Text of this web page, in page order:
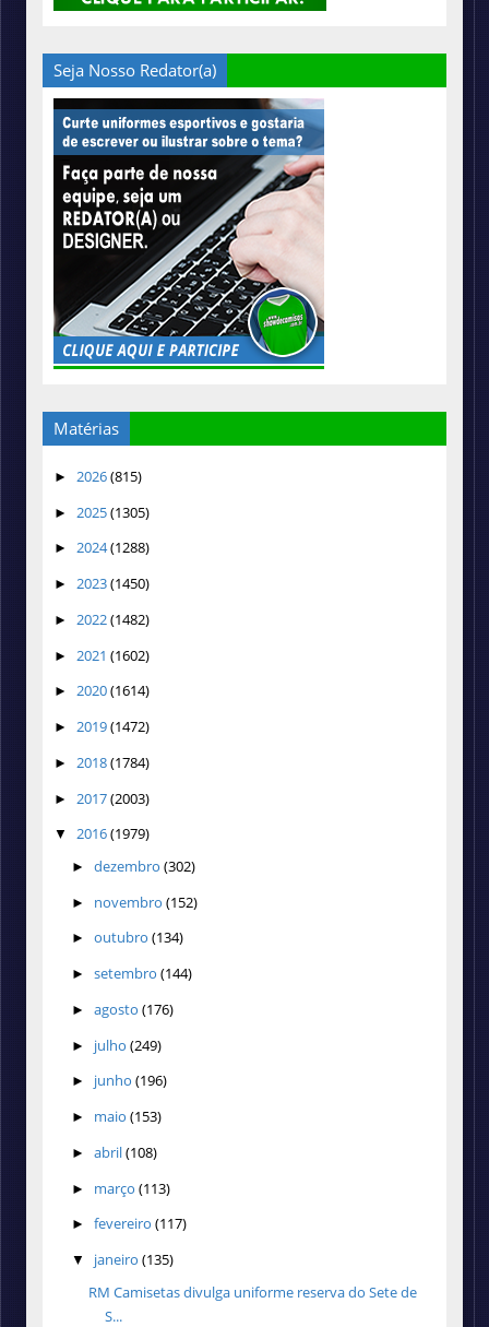
Seja Nosso Redator(a)
Matérias
► 2026(815)
► 2025(1305)
► 2024(1288)
► 2023(1450)
► 2022(1482)
► 2021 (1602)
► 2020(1614)
► 2019(1472)
► 2018(1784)
► 2017(2003)
▼ 2016(1979)
► dezembro (302)
► novembro (152)
► outubro (134)
► setembro (144)
► agosto (176)
► julho (249)
► junho (196)
► maio (153)
► abril(108)
► março (113)
► fevereiro (117)
▼ janeiro (135)
RM Camisetas divulga uniforme reserva do Sete de
S...